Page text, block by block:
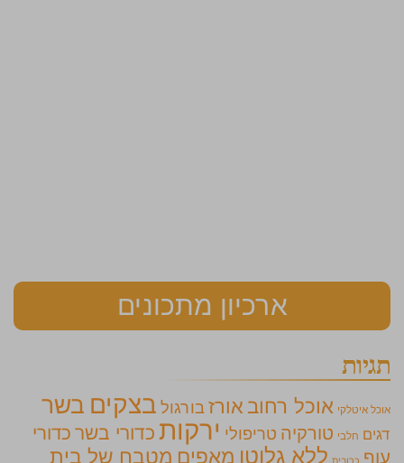
ארכיון מתכונים
תגיות
אוכל איטלקי אוכל רחוב אורזבורגול בצקים בשר
דגים חלבי טורקיה טריפולי ירקות כדורי בשר כדורי
עוף כרובית ללא גלוטן מאפים מטבח של בית